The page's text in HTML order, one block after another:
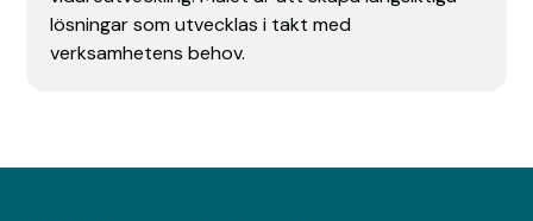
lösningar som utvecklas i takt med
verksamhetens behov.